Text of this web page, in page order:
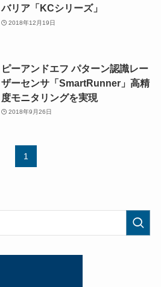
バリア「KCシリーズ」
2018年12月19日
ピーアンドエフ パターン認識レー
ザーセンサ「SmartRunner」高精
度モニタリングを実現
2018年9月26日
1